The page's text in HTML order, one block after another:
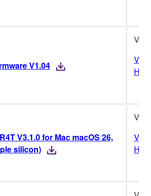
V1.04
V3.1.0 for Mac macOS 26,
silicon)